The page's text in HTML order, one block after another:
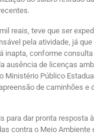
reais, teve que ser
pela atividade, já que
inapta, conforme consulta
ausência de licenças
Ministério Público
de caminhões e
para dar pronta resposta
contra o Meio Ambiente